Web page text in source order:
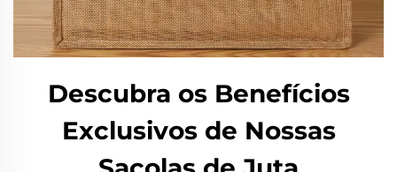
Descubra os Benefícios
Exclusivos de Nossas